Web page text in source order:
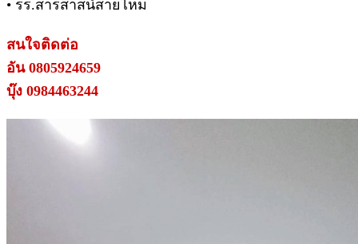
• รร.สารสาสน์สายไหม
สนใจติดต่อ
อัน 0805924659
บุ๊ง 0984463244